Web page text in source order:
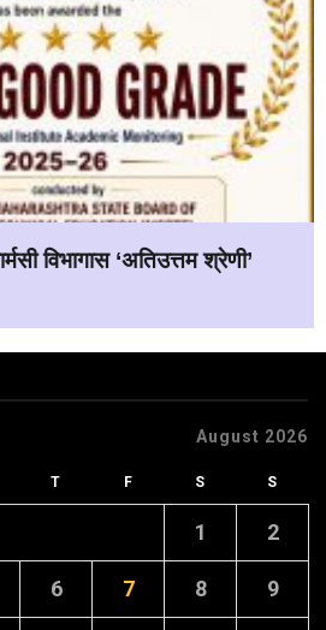
विभागास ‘अतिउत्तम श्रेणी’
August 2026
T F S S
1 2
6 7 8 9